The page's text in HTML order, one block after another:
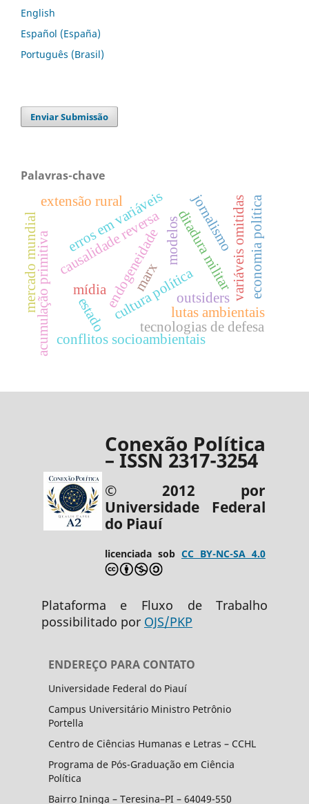
English
Español (España)
Português (Brasil)
Enviar Submissão
Palavras-chave
ditadura militar
lutas ambientais
cultura política
endogeneidade
causalidade reversa
erros em variáveis variáveis omitidaseconomia política
tecnologias de defesa
marx
conflitos socioambientais
acumulação primitiva estado
mercado mundial
extensão rural jornalismo
mídia outsiders
modelos
Conexão Política
– ISSN 2317-3254
© 2012 por
Universidade Federal
do Piauí
licenciada sob CC BY-NC-SA 4.0
Plataforma e Fluxo de Trabalho
possibilitado por OJS/PKP
ENDEREÇO PARA CONTATO
Universidade Federal do Piauí
Campus Universitário Ministro Petrônio
Portella
Centro de Ciências Humanas e Letras – CCHL
Programa de Pós-Graduação em Ciência
Política
Bairro Ininga – Teresina–PI – 64049-550